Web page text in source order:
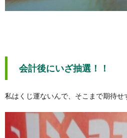
会計後にいざ抽選！！
私はくじ運ないんで、そこまで期待せ